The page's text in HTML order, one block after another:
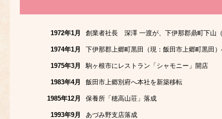
1972年1月 創業者社長 深澤 一渡が、下伊那郡鼎町下山
1974年1月 下伊那郡上郷町黒田（現：飯田市上郷町黒田
1975年3月 駒ヶ根市にレストラン「シャモニー」開店
1983年4月 飯田市上郷別府へ本社を新築移転
1985年12月 保養所「穂高山荘」落成
1993年9月
あづみ野支店落成